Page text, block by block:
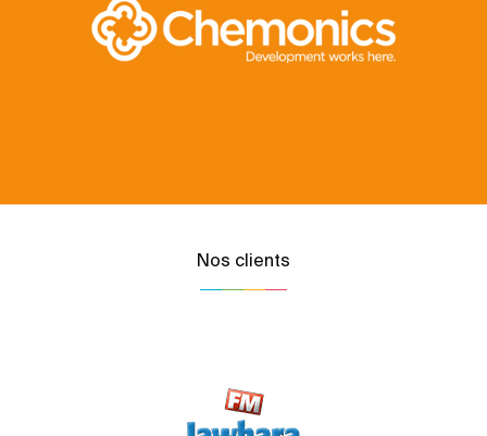
Nos clients